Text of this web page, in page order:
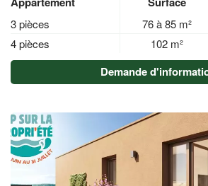
3 pièces 76 à 85 m²
4 pièces 102 m²
Demande